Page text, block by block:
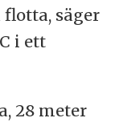
säger
i ett
28 meter